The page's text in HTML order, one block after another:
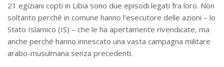
21 egiziani copti in Libia sono due episodi legati fra loro. Non
soltanto perché in comune hanno l’esecutore delle azioni – lo
Stato Islamico (IS) – che le ha apertamente rivendicate, ma
anche perché hanno innescato una vasta campagna militare
arabo-musulmana senza precedenti.